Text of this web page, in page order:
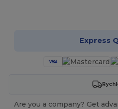
Express
Are you a company? Get